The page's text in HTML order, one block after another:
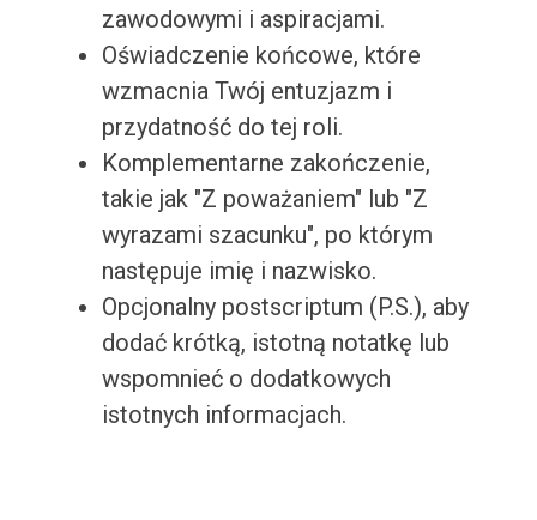
zawodowymi i aspiracjami.
Oświadczenie końcowe, które
wzmacnia Twój entuzjazm i
przydatność do tej roli.
Komplementarne zakończenie,
takie jak "Z poważaniem" lub "Z
wyrazami szacunku", po którym
następuje imię i nazwisko.
Opcjonalny postscriptum (P.S.), aby
dodać krótką, istotną notatkę lub
wspomnieć o dodatkowych
istotnych informacjach.